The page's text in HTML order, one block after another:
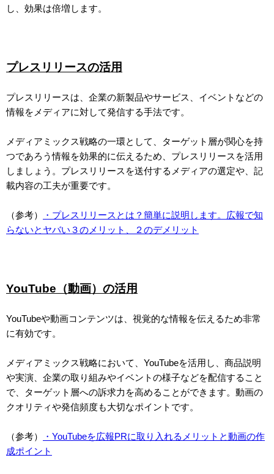
し、効果は倍増します。
プレスリリースの活用
プレスリリースは、企業の新製品やサービス、イベントなどの
情報をメディアに対して発信する手法です。
メディアミックス戦略の一環として、ターゲット層が関心を持
つであろう情報を効果的に伝えるため、プレスリリースを活用
しましょう。プレスリリースを送付するメディアの選定や、記
載内容の工夫が重要です。
（参考）
・プレスリリースとは？簡単に説明します。広報で知
らないとヤバい３のメリット、２のデメリット
YouTube（動画）の活用
YouTubeや動画コンテンツは、視覚的な情報を伝えるため非常
に有効です。
メディアミックス戦略において、YouTubeを活用し、商品説明
や実演、企業の取り組みやイベントの様子などを配信すること
で、ターゲット層への訴求力を高めることができます。動画の
クオリティや発信頻度も大切なポイントです。
（参考）
・YouTubeを広報PRに取り入れるメリットと動画の作
成ポイント